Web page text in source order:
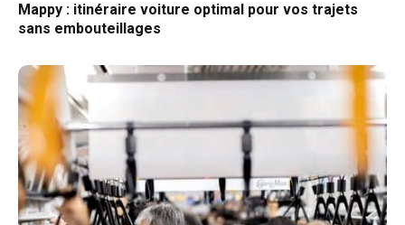
Mappy : itinéraire voiture optimal pour vos trajets
sans embouteillages